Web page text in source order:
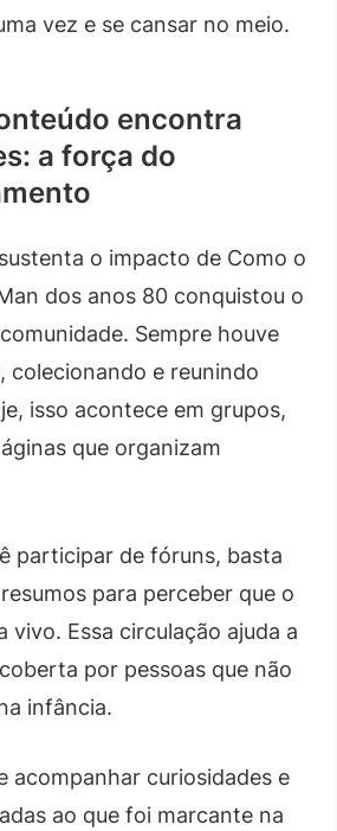
vez e se cansar no meio.
encontra
a força do
o impacto de Como o
dos anos 80 conquistou o
Sempre houve
colecionando e reunindo
isso acontece em grupos,
que organizam
participar de fóruns, basta
para perceber que o
vivo. Essa circulação ajuda a
por pessoas que não
infância.
acompanhar curiosidades e
ao que foi marcante na